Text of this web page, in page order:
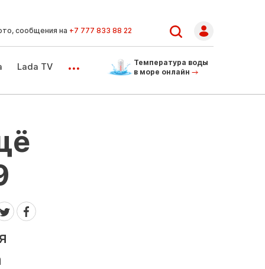
сообщения на +7 777 833 88 22
Lada TV ...
Температура воды
в море онлайн